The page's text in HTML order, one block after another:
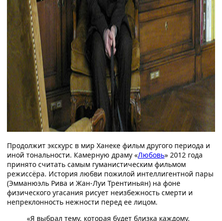
Продолжит экскурс в мир Ханеке фильм другого периода и
иной тональности. Камерную драму «Любовь» 2012 года
принято считать самым гуманистическим фильмом
режиссёра. История любви пожилой интеллигентной пары
(Эмманюэль Рива и Жан-Луи Трентиньян) на фоне
физического угасания рисует неизбежность смерти и
непреклонность нежности перед ее лицом.
«Я выбрал тему, которая будет близка каждому.